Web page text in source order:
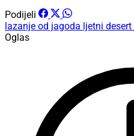
Podijeli
lazanje od jagoda ljetni desert
Oglas